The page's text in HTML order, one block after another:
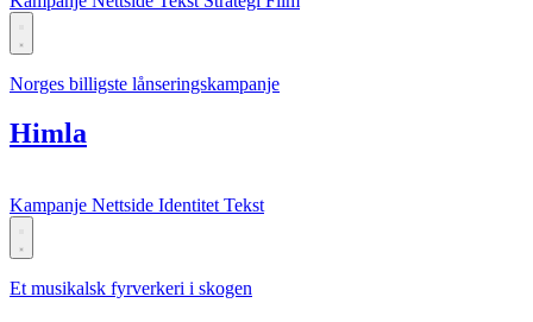
Norges billigste lånseringskampanje
Himla
Kampanje Nettside Identitet Tekst
Et musikalsk fyrverkeri i skogen